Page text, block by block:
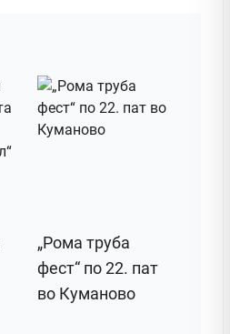
„Рома труба
фест“ по 22. пат
во Куманово